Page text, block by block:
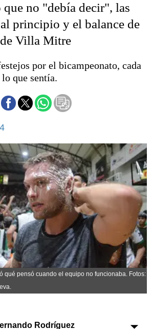
El mundo
Seguridad
Opinión
Escenario Olímpico
Liga del Sur
Básquetbol
Federal A
Economía y finanzas
Con el campo
Espacio empresas
Sociedad
Tecnología
Turismo
Salud
Es viral
no "debía decir", las
principio y el balance de
Villa Mitre
por el bicampeonato, cada
que sentía.
qué pensó cuando el equipo no funcionaba. Fotos:
Rodríguez